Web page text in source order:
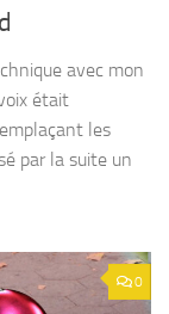
avec mon
était
les
par la suite un
0